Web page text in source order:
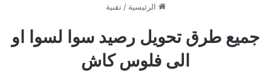
الرئيسية / تقنية
جميع طرق تحويل رصيد سوا لسوا او
الى فلوس كاش